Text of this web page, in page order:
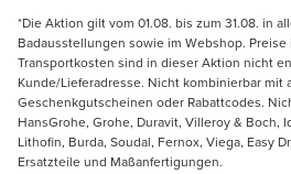
*Die Aktion gilt vom 01.08. bis zum 31.08. in
Badausstellungen sowie im Webshop. Preise
Transportkosten sind in dieser Aktion nicht
Kunde/Lieferadresse. Nicht kombinierbar mit
Geschenkgutscheinen oder Rabattcodes.
HansGrohe, Grohe, Duravit, Villeroy & Boch,
Lithofin, Burda, Soudal, Fernox, Viega, Easy
Ersatzteile und Maßanfertigungen.